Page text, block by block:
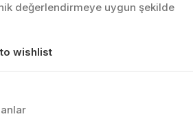
değerlendirmeye uygun şekilde
wishlist